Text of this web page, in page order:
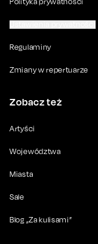
Regulaminy
Zmiany w repertuarze
Zobacz też
Artyści
Województwa
Miasta
Sale
Blog „Za kulisami”